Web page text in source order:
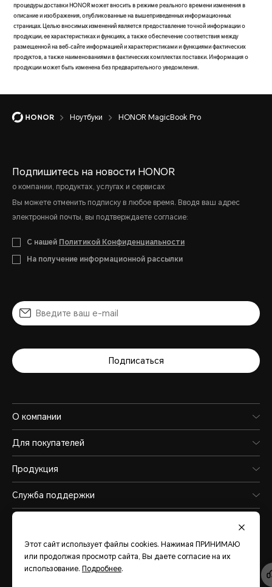
процедуры доставки HONOR может вносить в режиме реального времени изменения в
описание и изображения, опубликованные на вышеприведенных информационных
страницах. Целью вносимых изменений является предоставление точной информации о
продукции, ее характеристиках и функциях, а также обеспечение соответствия между
размещенной на веб-сайте информацией и характеристиками и функциями фактических
продуктов, а также наименованиями в фактических комплектах поставки. Информация о
продукции может быть изменена без предварительного уведомления.
Ноутбуки HONOR MagicBook Pro
Подпишитесь на новости HONOR
о компании, продуктах, услугах и сервисах
Вы можете отменить подписку в любое время. Вводя ваш адрес
электронной почты, вы подтверждаете согласие:
С нашей Политикой Конфиденциальности
На получение информационной рассылки
Подписаться
О компании
Для покупателей
Продукция
Служба поддержки
Этот сайт использует файлы cookies. Нажимая ПРИНИМАЮ
или продолжая просмотр сайта, Вы даете согласие на их
использование. Подробнее.